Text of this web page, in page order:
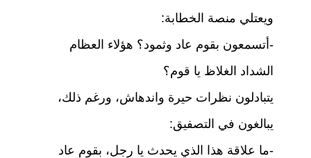
ويعتلي منصة الخطابة:
-أتسمعون بقوم عاد وثمود؟ هؤلاء العظام
الشداد الغلاظ يا قوم؟
يتبادلون نظرات حيرة واندهاش، ورغم ذلك،
يبالغون في التصفيق:
-ما علاقة هذا الذي يحدث يا رجل، بقوم عاد